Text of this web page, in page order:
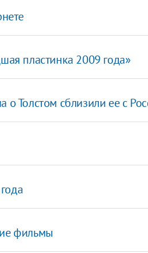
пластинка 2009 года»
Толстом сблизили ее с
фильмы